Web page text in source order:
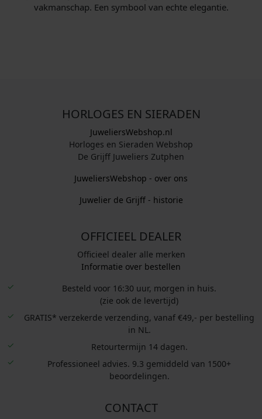
5
vakmanschap. Een symbool van echte elegantie.
HORLOGES EN SIERADEN
JuweliersWebshop.nl
Horloges en Sieraden Webshop
De Grijff Juweliers Zutphen
JuweliersWebshop - over ons
Juwelier de Grijff - historie
OFFICIEEL DEALER
Officieel dealer alle merken
Informatie over bestellen
Besteld voor 16:30 uur, morgen in huis.
(zie ook de levertijd)
GRATIS* verzekerde verzending, vanaf €49,- per bestelling
in NL.
Retourtermijn 14 dagen.
Professioneel advies. 9.3 gemiddeld van 1500+
beoordelingen.
CONTACT